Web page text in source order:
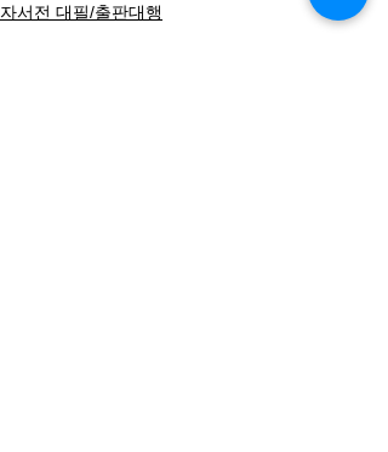
자서전 대필/출판대행